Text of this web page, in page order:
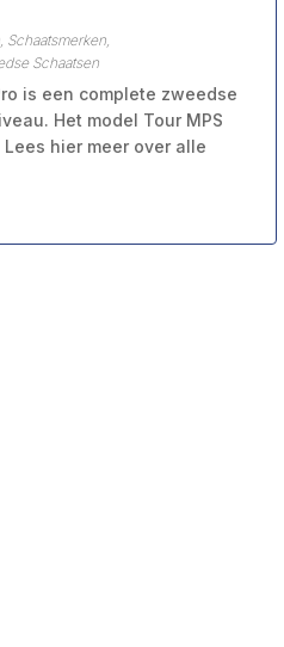
Schaatsmerken
Schaatsen
is een complete zweedse
Het model Tour MPS
hier meer over alle